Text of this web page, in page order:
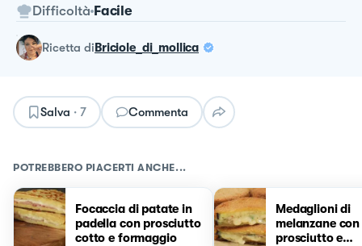
Difficoltà Facile
ricetta diBriciole_di_mollica
Salva · 7 Commenta
POTREBBERO PIACERTI ANCHE...
Focaccia di patate in
padella con prosciutto
cotto e formaggio
Medaglioni di
melanzane con
prosciutto e